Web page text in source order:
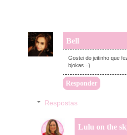
Bell
Gostei do jeitinho que
bjokas =)
Responder
Respostas
Lulu on the